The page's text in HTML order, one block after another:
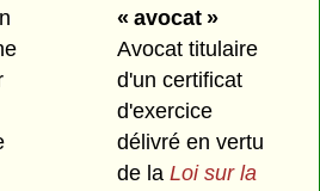
« avocat »
Avocat titulaire
d'un certificat
d'exercice
délivré en vertu
de la Loi sur la